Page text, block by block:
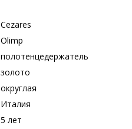
Cezares
Olimp
полотенцедержатель
золото
округлая
Италия
5 лет